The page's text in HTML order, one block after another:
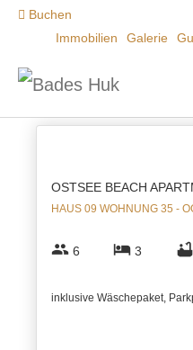
Zum Hauptinhalt springen
Buchen
Immobilien
Galerie
Sortiert
4
OSTSEE BEACH
HAUS 09 WOHNUNG 35 -
group 6 hotel 3 bathtub
inklusive Wäschepaket,